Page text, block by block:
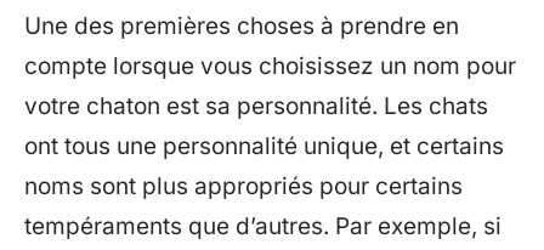
Une des premières choses à prendre en
compte lorsque vous choisissez un nom pour
votre chaton est sa personnalité. Les chats
ont tous une personnalité unique, et certains
noms sont plus appropriés pour certains
tempéraments que d’autres. Par exemple, si